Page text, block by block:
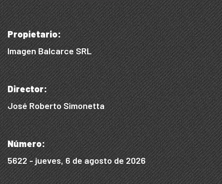
Propietario:
Imagen Balcarce SRL
Director:
José Roberto Simonetta
Número:
5622 - jueves, 6 de agosto de 2026